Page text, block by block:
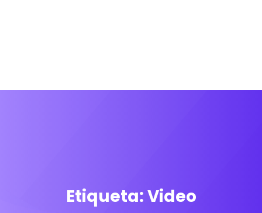
Etiqueta:Video